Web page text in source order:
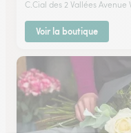
C.Cial des 2 Vallées Avenue
Voir la boutique